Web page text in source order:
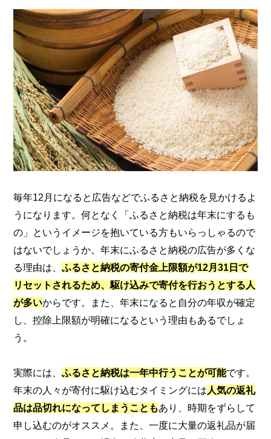
毎年12月になると広告などでふるさと納税を見かけるよ
うになります。何となく「ふるさと納税は年末にするも
の」というイメージを抱いている方もいらっしゃるので
はないでしょうか。年末にふるさと納税の広告が多くな
る理由は、ふるさと納税の寄付金上限額が12月31日で
リセットされるため、駆け込みで寄付を行おうとする人
が多いからです。また、年末になると自分の年収が確定
し、控除上限額が明確になるという理由もあるでしょ
う。
実際には、ふるさと納税は一年中行うことが可能です。
年末の人々が寄付に駆け込むタイミングには 人気の返礼
品は品切れになってしまうこともあり、時期をずらして
申し込むのがオススメ。また、一度に大量の返礼品が届